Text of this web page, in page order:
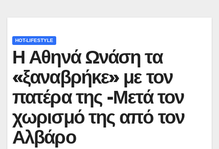
HOT-LIFESTYLE
Η Αθηνά Ωνάση τα
«ξαναβρήκε» με τον
πατέρα της -Μετά τον
χωρισμό της από τον
Αλβάρο